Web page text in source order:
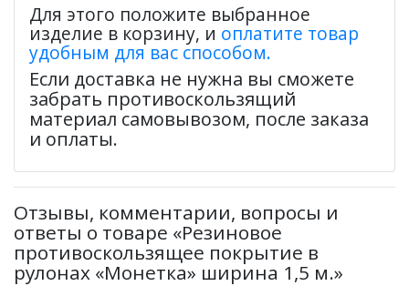
Для этого положите выбранное
изделие в корзину, и оплатите товар
удобным для вас способом.
Если доставка не нужна вы сможете
забрать противоскользящий
материал самовывозом, после заказа
и оплаты.
Отзывы, комментарии, вопросы и
ответы о товаре «Резиновое
противоскользящее покрытие в
рулонах «Монетка» ширина 1,5 м.»